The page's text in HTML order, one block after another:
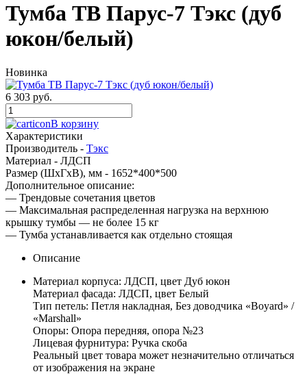
Тумба ТВ Парус-7 Тэкс (дуб
юкон/белый)
Новинка
6 303 руб.
В корзину
Характеристики
Производитель - Тэкс
Материал - ЛДСП
Размер (ШхГхВ), мм - 1652*400*500
Дополнительное описание:
— Трендовые сочетания цветов
— Максимальная распределенная нагрузка на верхнюю
крышку тумбы — не более 15 кг
— Тумба устанавливается как отдельно стоящая
Описание
Материал корпуса: ЛДСП, цвет Дуб юкон
Материал фасада: ЛДСП, цвет Белый
Тип петель: Петля накладная, Без доводчика «Boyard» /
«Marshall»
Опоры: Опора передняя, опора №23
Лицевая фурнитура: Ручка скоба
Реальный цвет товара может незначительно отличаться
от изображения на экране